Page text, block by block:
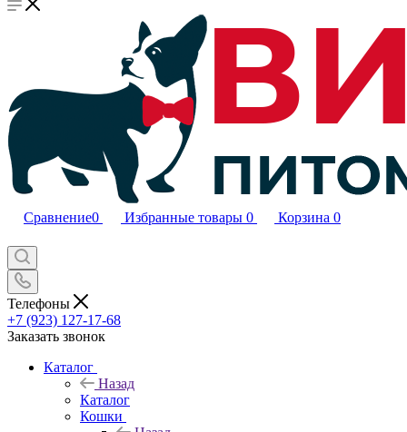
Сравнение0 Избранные товары 0 Корзина 0
Телефоны
+7 (923) 127-17-68
Заказать звонок
Каталог
Назад
Каталог
Кошки